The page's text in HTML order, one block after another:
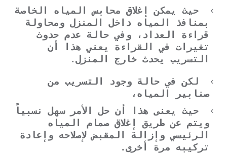
حيث يمكن إغلاق محابس المياه الخاصة
بمنافذ المياه داخل المنزل ومحاولة
قراءة العداد، وفي حالة عدم حدوث
تغيرات في القراءة يعني هذا أن
التسريب يحدث خارج المنزل.
لكن في حالة وجود التسريب من
صنابير المياه،
حيث يعنى هذا أن حل الأمر سهل نسبياً
ويتم عن طريق إغلاق صمام المياه
الرئيسي وإزالة المقبض لإصلاحه وإعادة
تركيبه مرة أخرى.